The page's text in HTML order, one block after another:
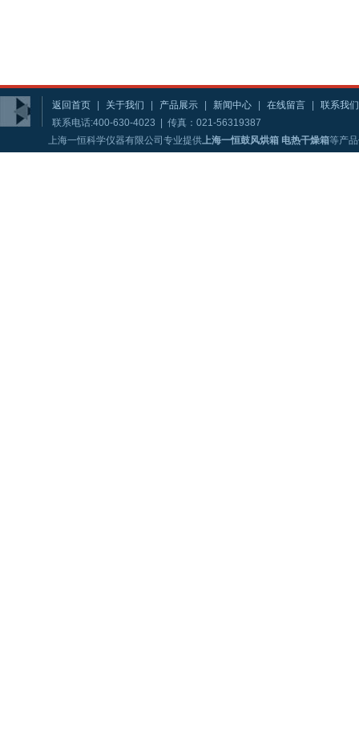
返回首页 关于我们 产品展示 新闻中心 在线留言
联系我们
联系电话:400-630-4023 | 传真：021-56319387
上海一恒科学仪器有限公司专业提供上海一恒鼓风烘箱 电热干燥箱等产